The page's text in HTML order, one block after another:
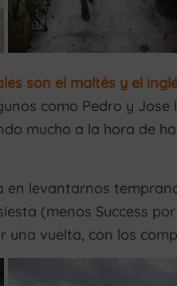
son el maltés y el
como Pedro y
mucho a la hora de
en levantarnos
(menos Success
una vuelta, con los